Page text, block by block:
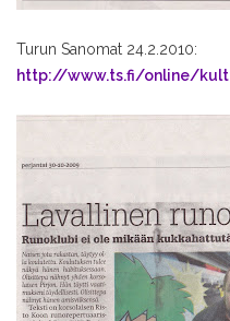
Turun Sanomat 24.2.2010:
http://www.ts.fi/online/